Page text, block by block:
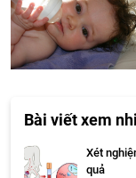
Bài viết xem
Xét
quả